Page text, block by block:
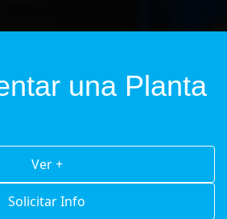
una Planta
Ver +
Solicitar Info